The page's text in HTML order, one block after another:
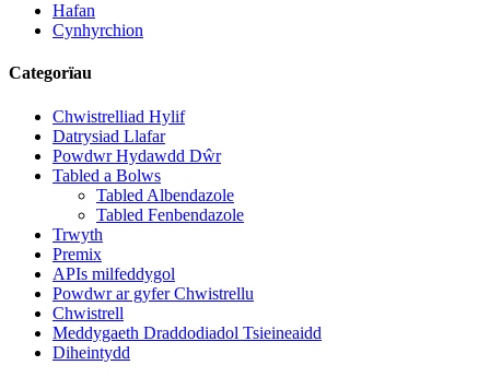
Hafan
Cynhyrchion
Categorïau
Chwistrelliad Hylif
Datrysiad Llafar
Powdwr Hydawdd Dŵr
Tabled a Bolws
Tabled Albendazole
Tabled Fenbendazole
Trwyth
Premix
APIs milfeddygol
Powdwr ar gyfer Chwistrellu
Chwistrell
Meddygaeth Draddodiadol Tsieineaidd
Diheintydd